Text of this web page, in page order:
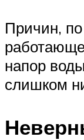
Причин,
напор
слишком